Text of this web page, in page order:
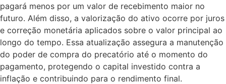
pagará menos por um valor de recebimento maior no
futuro. Além disso, a valorização do ativo ocorre por juros
e correção monetária aplicados sobre o valor principal ao
longo do tempo. Essa atualização assegura a manutenção
do poder de compra do precatório até o momento do
pagamento, protegendo o capital investido contra a
inflação e contribuindo para o rendimento final.